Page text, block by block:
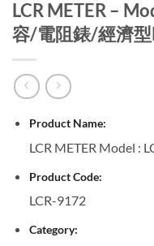
LCR METER –
容/電阻錶/經濟型
Product Name:
LCR METER Model :
Product Code:
LCR-9172
Category: